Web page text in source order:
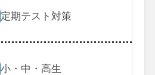
対象 受講回数
定期テスト対策
小・中・高生